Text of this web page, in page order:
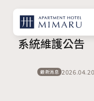
系統維護公告
最新消息 2026.04.20